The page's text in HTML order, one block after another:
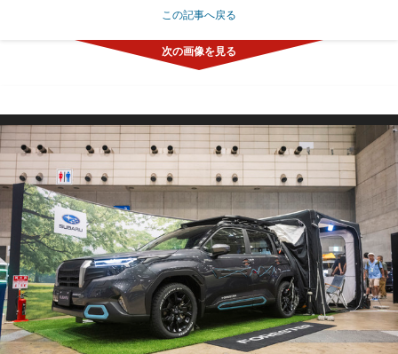
この記事へ戻る